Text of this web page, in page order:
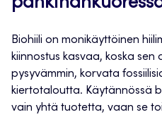
Biohiili on monikäyttöinen
kiinnostus kasvaa, koska
pysyvämmin, korvata
kiertotaloutta. Käytännössä
vain yhtä tuotetta, vaan se